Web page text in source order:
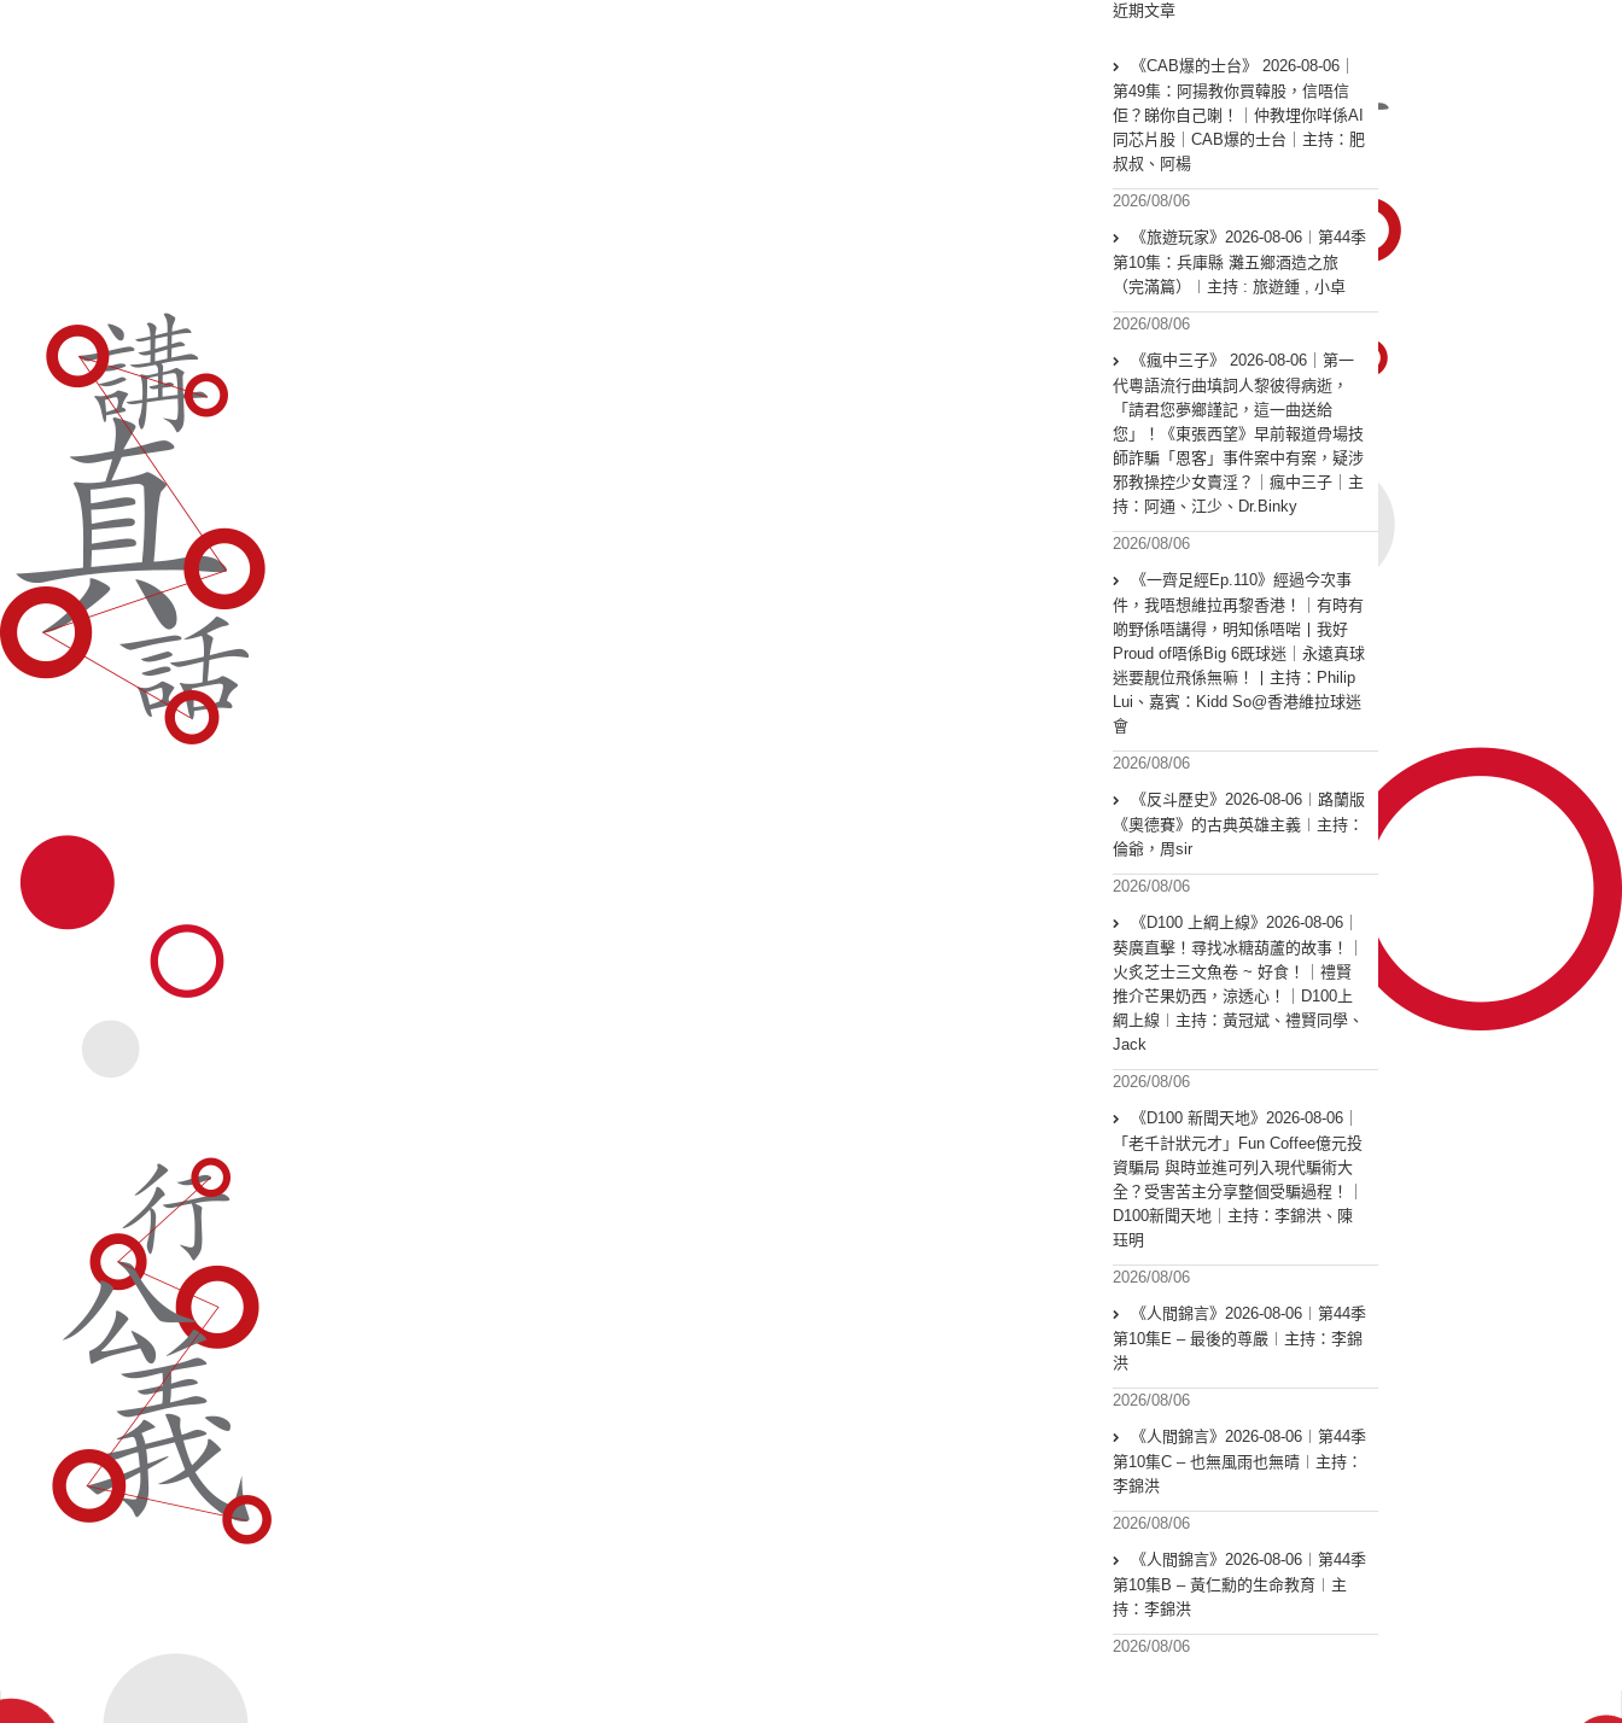
近期文章
《CAB爆的士台》 2026-08-06｜
第49集：阿揚教你買韓股，信唔信
佢？睇你自己喇！｜仲教埋你咩係AI
同芯片股｜CAB爆的士台｜主持：肥
叔叔、阿楊
2026/08/06
《旅遊玩家》2026-08-06︱第44季
第10集：兵庫縣 灘五鄉酒造之旅
（完滿篇）︱主持 : 旅遊鍾 , 小卓
2026/08/06
《瘋中三子》 2026-08-06｜第一
代粵語流行曲填詞人黎彼得病逝，
「請君您夢鄉謹記，這一曲送給
您」！《東張西望》早前報道骨場技
師詐騙「恩客」事件案中有案，疑涉
邪教操控少女賣淫？｜瘋中三子｜主
持：阿通、江少、Dr.Binky
2026/08/06
《一齊足經Ep.110》經過今次事
件，我唔想維拉再黎香港！｜有時有
啲野係唔講得，明知係唔啱丨我好
Proud of唔係Big 6既球迷｜永遠真球
迷要靚位飛係無嘛！丨主持：Philip
Lui、嘉賓：Kidd So@香港維拉球迷
會
2026/08/06
《反斗歷史》2026-08-06︱路蘭版
《奧德賽》的古典英雄主義︱主持：
倫爺，周sir
2026/08/06
《D100 上綱上線》2026-08-06｜
葵廣直擊！尋找冰糖葫蘆的故事！｜
火炙芝士三文魚卷 ~ 好食！｜禮賢
推介芒果奶西，涼透心！｜D100上
綱上線︱主持：黃冠斌、禮賢同學、
Jack
2026/08/06
《D100 新聞天地》2026-08-06｜
「老千計狀元才」Fun Coffee億元投
資騙局 與時並進可列入現代騙術大
全？受害苦主分享整個受騙過程！｜
D100新聞天地｜主持：李錦洪、陳
珏明
2026/08/06
《人間錦言》2026-08-06︱第44季
第10集E – 最後的尊嚴︱主持：李錦
洪
2026/08/06
《人間錦言》2026-08-06︱第44季
第10集C – 也無風雨也無晴︱主持：
李錦洪
2026/08/06
《人間錦言》2026-08-06︱第44季
第10集B – 黃仁勳的生命教育︱主
持：李錦洪
2026/08/06